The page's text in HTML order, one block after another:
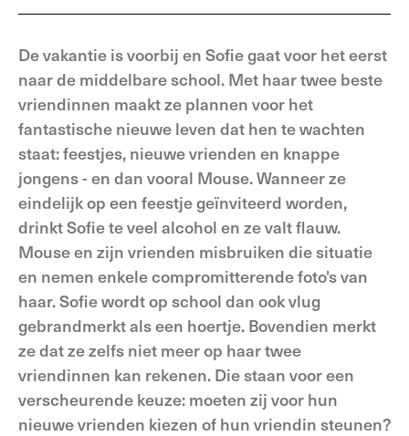
De vakantie is voorbij en Sofie gaat voor het eerst
naar de middelbare school. Met haar twee beste
vriendinnen maakt ze plannen voor het
fantastische nieuwe leven dat hen te wachten
staat: feestjes, nieuwe vrienden en knappe
jongens - en dan vooral Mouse. Wanneer ze
eindelijk op een feestje geïnviteerd worden,
drinkt Sofie te veel alcohol en ze valt flauw.
Mouse en zijn vrienden misbruiken die situatie
en nemen enkele compromitterende foto's van
haar. Sofie wordt op school dan ook vlug
gebrandmerkt als een hoertje. Bovendien merkt
ze dat ze zelfs niet meer op haar twee
vriendinnen kan rekenen. Die staan voor een
verscheurende keuze: moeten zij voor hun
nieuwe vrienden kiezen of hun vriendin steunen?